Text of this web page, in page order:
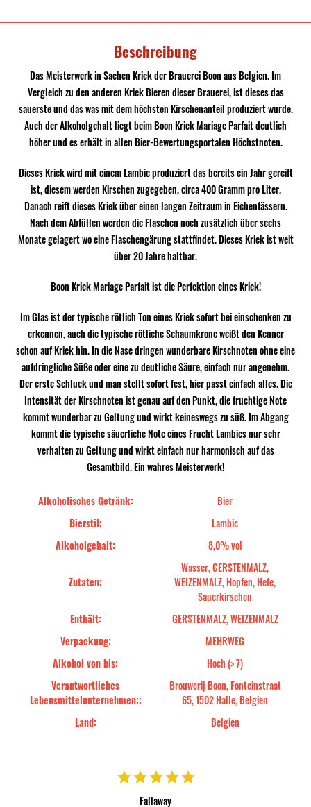
Beschreibung
Das Meisterwerk in Sachen Kriek der Brauerei Boon aus Belgien. Im
Vergleich zu den anderen Kriek Bieren dieser Brauerei, ist dieses das
sauerste und das was mit dem höchsten Kirschenanteil produziert wurde.
Auch der Alkoholgehalt liegt beim Boon Kriek Mariage Parfait deutlich
höher und es erhält in allen Bier-Bewertungsportalen Höchstnoten.
Dieses Kriek wird mit einem Lambic produziert das bereits ein Jahr gereift
ist, diesem werden Kirschen zugegeben, circa 400 Gramm pro Liter.
Danach reift dieses Kriek über einen langen Zeitraum in Eichenfässern.
Nach dem Abfüllen werden die Flaschen noch zusätzlich über sechs
Monate gelagert wo eine Flaschengärung stattfindet. Dieses Kriek ist weit
über 20 Jahre haltbar.
Boon Kriek Mariage Parfait ist die Perfektion eines Kriek!
Im Glas ist der typische rötlich Ton eines Kriek sofort bei einschenken zu
erkennen, auch die typische rötliche Schaumkrone weißt den Kenner
schon auf Kriek hin. In die Nase dringen wunderbare Kirschnoten ohne eine
aufdringliche Süße oder eine zu deutliche Säure, einfach nur angenehm.
Der erste Schluck und man stellt sofort fest, hier passt einfach alles. Die
Intensität der Kirschnoten ist genau auf den Punkt, die fruchtige Note
kommt wunderbar zu Geltung und wirkt keineswegs zu süß. Im Abgang
kommt die typische säuerliche Note eines Frucht Lambics nur sehr
verhalten zu Geltung und wirkt einfach nur harmonisch auf das
Gesamtbild. Ein wahres Meisterwerk!
Alkoholisches Getränk:
Bier
Bierstil:
Lambic
Alkoholgehalt:
8,0% vol
Zutaten:
Wasser, GERSTENMALZ,
WEIZENMALZ, Hopfen, Hefe,
Sauerkirschen
Enthält:
GERSTENMALZ, WEIZENMALZ
Verpackung:
MEHRWEG
Alkohol von bis:
Hoch (> 7)
Verantwortliches
Lebensmittelunternehmen::
Brouwerij Boon, Fonteinstraat
65, 1502 Halle, Belgien
Land:
Belgien
Fallaway